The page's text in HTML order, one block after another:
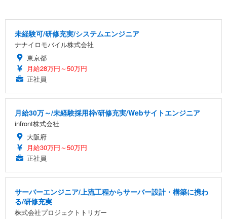
SIHOO B100 オフィスチェア／デスクチェア メッシ
ュチェア 人間工学 疲れない ブラック
￥27,999
能 人間工学 椅子 腰サポート 90度跳ね上げ式アーム
ョン PCチェア 通気性メッシュ ゲーミング/勉強/事
務用 おしゃれ パソコンチェア (ブラック)
￥7,680
ワーク チェア 強化バックレスト 30度ロッキング機
能 人間工学 椅子 腰サポート 90度跳ね上げ式アーム
ョン PCチェア 通気性メッシュ ゲーミング/勉強/事
ANDWINT オフィスチェア デスクチェア 肘なし メ
ス圧無段階昇降 360度回転 キャスター付き コンパク
EIZO ビジネス向けプレミアムモニター | FlexScan
イト
￥109,572
ー フルHD（1920×1080）VA 非光沢 HDMI/DisplayP
ort/VGA スピーカー内蔵 高さ調整 スイベル VESA対
【MiniLED/24.5inch/280Hz/FHD】GRAPHT THE S
グモニター QD 24.5インチ 1ms FHD 量子ドット 残
Amazonベーシック ペットシーツ 厚型 ワイド 42枚
x2袋(84枚) ホワイト(吸収面:ライトブルー)
￥3,234
限定】 Smart Basic アイリスオーヤマ ペットシーツ
超厚型 お徳用 ワイド 100枚入 (x 1) (ケース販売)
ュラー 200枚入【Amazon.co.jp限定】
未経験可/研修充実/システムエンジニア
ナナイロモバイル株式会社
東京都
月給28万円～50万円
正社員
月給30万～/未経験採用枠/研修充実/Webサイトエンジニア
infront株式会社
大阪府
月給30万円～50万円
正社員
サーバーエンジニア/上流工程からサーバー設計・構築に携わ
る/研修充実
株式会社プロジェクトトリガー